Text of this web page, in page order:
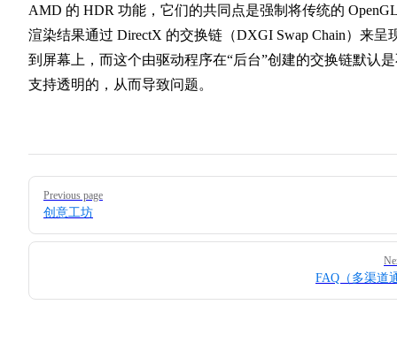
AMD 的 HDR 功能，它们的共同点是强制将传统的 OpenGL
渲染结果通过 DirectX 的交换链（DXGI Swap Chain）来呈
到屏幕上，而这个由驱动程序在“后台”创建的交换链默认
支持透明的，从而导致问题。
Pager
Previous page
创意工坊
FAQ（多渠道